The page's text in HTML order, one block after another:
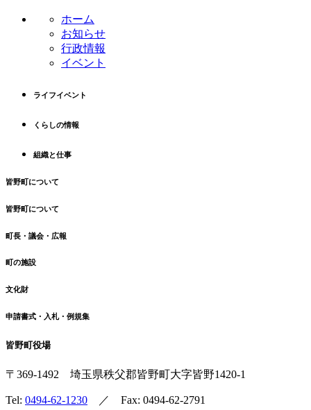
ホーム
お知らせ
行政情報
イベント
ライフイベント
くらしの情報
組織と仕事
皆野町について
皆野町について
町長・議会・広報
町の施設
文化財
申請書式・入札・例規集
皆野町役場
〒369-1492 埼玉県秩父郡皆野町大字皆野1420-1
Tel: 0494-62-1230 ／ Fax: 0494-62-2791